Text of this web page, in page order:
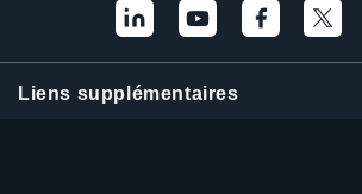
Liens supplémentaires